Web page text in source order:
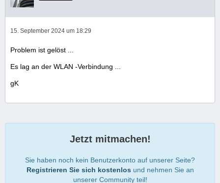
15. September 2024 um 18:29
Problem ist gelöst ...
Es lag an der WLAN -Verbindung ...
gK
Jetzt mitmachen!
Sie haben noch kein Benutzerkonto auf unserer Seite?
Registrieren Sie sich kostenlos und nehmen Sie an
unserer Community teil!